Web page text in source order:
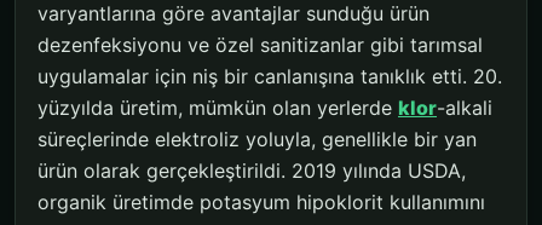
varyantlarına göre avantajlar sunduğu ürün
dezenfeksiyonu ve özel sanitizanlar gibi tarımsal
uygulamalar için niş bir canlanışına tanıklık etti. 20.
yüzyılda üretim, mümkün olan yerlerde klor-alkali
süreçlerinde elektroliz yoluyla, genellikle bir yan
ürün olarak gerçekleştirildi. 2019 yılında USDA,
organik üretimde potasyum hipoklorit kullanımını